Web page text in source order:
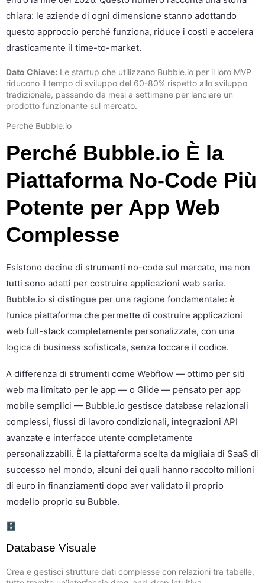
chiara: le aziende di ogni dimensione stanno adottando
questo approccio perché funziona, riduce i costi e accelera
drasticamente il time-to-market.
Dato Chiave: Le startup che utilizzano Bubble.io per il loro MVP
riducono il tempo di sviluppo del 60-80% rispetto allo sviluppo
tradizionale, passando da mesi a settimane per lanciare un
prodotto funzionante sul mercato.
Perché Bubble.io
Perché Bubble.io È la
Piattaforma No-Code Più
Potente per App Web
Complesse
Esistono decine di strumenti no-code sul mercato, ma non
tutti sono adatti per costruire applicazioni web serie.
Bubble.io si distingue per una ragione fondamentale: è
l’unica piattaforma che permette di costruire applicazioni
web full-stack completamente personalizzate, con una
logica di business sofisticata, senza toccare il codice.
A differenza di strumenti come Webflow — ottimo per siti
web ma limitato per le app — o Glide — pensato per app
mobile semplici — Bubble.io gestisce database relazionali
complessi, flussi di lavoro condizionali, integrazioni API
avanzate e interfacce utente completamente
personalizzabili. È la piattaforma scelta da migliaia di SaaS di
successo nel mondo, alcuni dei quali hanno raccolto milioni
di euro in finanziamenti dopo aver validato il proprio
modello proprio su Bubble.
🗄️
Database Visuale
Crea e gestisci strutture dati complesse con relazioni tra tabelle,